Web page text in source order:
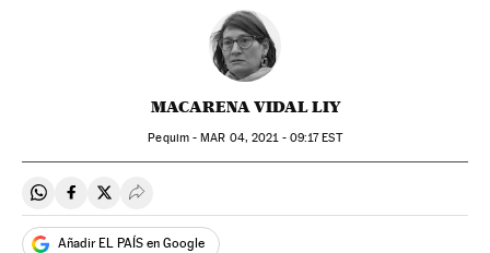
MACARENA VIDAL LIY
Pequim -MAR 04, 2021 - 09:17EST
Compartir en Whatsapp
Compartir en Facebook
Compartir en Twitter
Desplegar Redes Sociales
Añadir EL PAÍS en Google